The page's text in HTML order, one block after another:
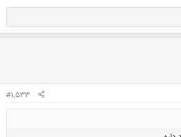
#1,533